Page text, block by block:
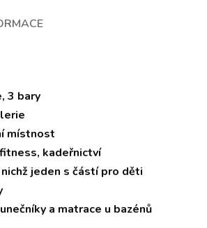
3 bary
místnost
kadeřnictví
nichž jeden s částí pro děti
a matrace u bazénů